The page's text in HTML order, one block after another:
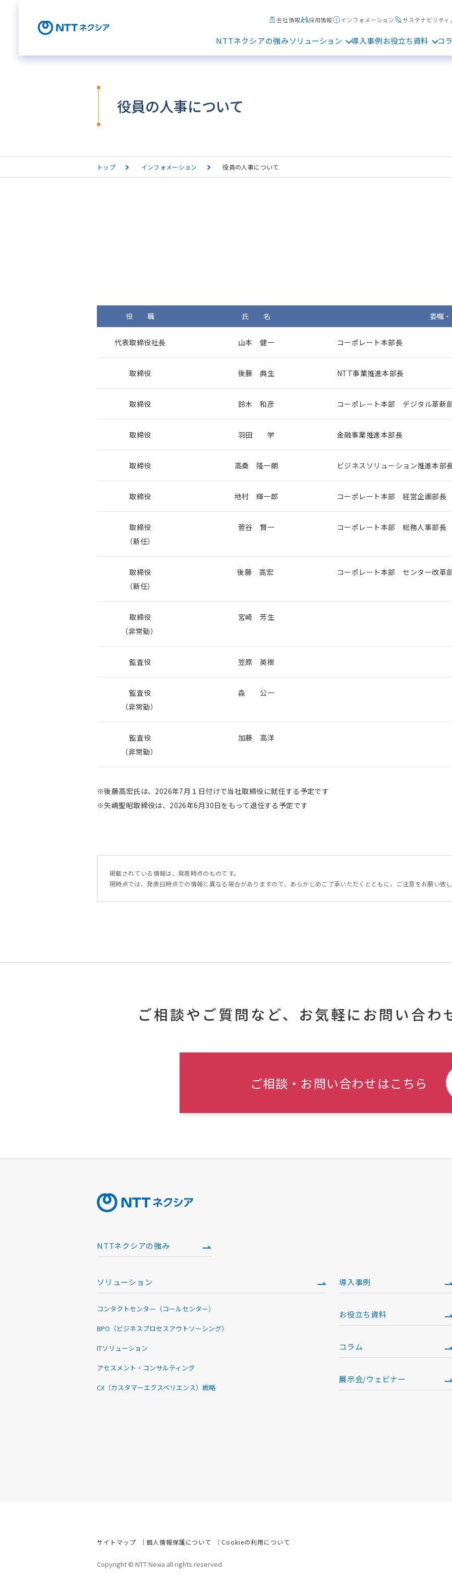
NTTネクシアの強みソリューション 導入事例お役立ち資料 コ
会社情報 採用情報 インフォメーション サステナビリティ
役員の人事について
トップ インフォメーション 役員の人事について
役 職 氏 名 委嘱
代表取締役社長 山本 健一 コーポレート本部長
取締役 後藤 典生 NTT事業推進本部長
取締役 鈴木 和彦 コーポレート本部 デジタル革新
取締役 羽田 学 金融事業推進本部長
取締役 高桑 隆一朗 ビジネスソリューション推進本部
取締役 地村 輝一郎 コーポレート本部 経営企画部長
取締役
（新任）
菅谷 賢一 コーポレート本部 総務人事部長
取締役
（新任）
後藤 高宏 コーポレート本部 センター改革
取締役
（非常勤）
宮崎 芳生
監査役 笠原 英樹
監査役
（非常勤）
森 公一
監査役
（非常勤）
加藤 高洋
※後藤高宏氏は、2026年7月１日付けで当社取締役に就任する予定です
※矢嶋聖昭取締役は、2026年6月30日をもって退任する予定です
掲載されている情報は、発表時点のものです。
現時点では、発表日時点での情報と異なる場合がありますので、あらかじめご了承いただくとともに、ご注意をお願い致
ご相談やご質問など、 お気軽にお問い合わ
ご相談・お問い合わせはこちら
NTTネクシアの強み
ソリューション
コンタクトセンター（コールセンター）
BPO（ビジネスプロセスアウトソーシング）
ITソリューション
アセスメント・コンサルティング
CX（カスタマーエクスペリエンス）戦略
導入事例
お役立ち資料
コラム
展示会/ウェビナー
サイトマップ 個人情報保護について Cookieの利用について
Copyright © NTT Nexia all rights reserved